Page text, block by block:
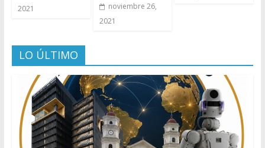
2021
noviembre 26,
2021
LO ÚLTIMO